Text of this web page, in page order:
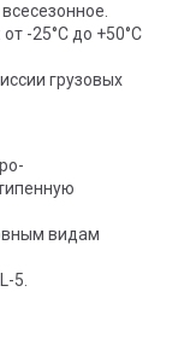
-25°C до +50°C
грузовых
видам
5.